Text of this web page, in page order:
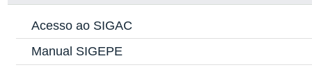
Acesso ao SIGAC
Manual SIGEPE